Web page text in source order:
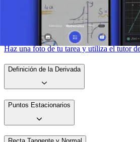
Fórmula:
y - y0 = f'(x0) * (x
Haz una foto de tu tarea y utiliza el tutor
Definición de la Derivada
Puntos Estacionarios